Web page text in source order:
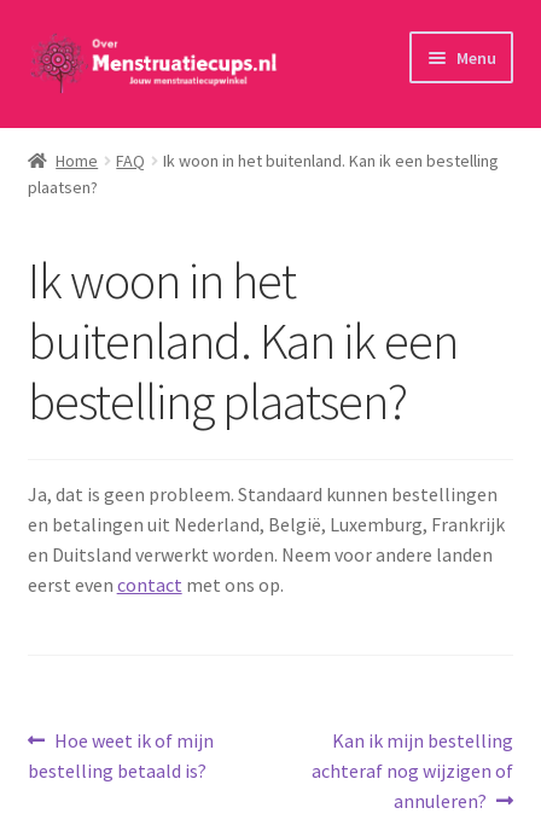
Ga
door
navigatie
Ga
naar
inhoud
Menu
Home
30 minuten persoonlijk advies
Menstruatiedisks
Menstruatiesponsjes
Toebehoren
Schoonmaken
wat je nog meer wil weten
Home FAQ
Ik woon in het buitenland. Kan ik een bestelling
plaatsen?
Ik woon in het
buitenland. Kan ik een
bestelling plaatsen?
Ja, dat is geen probleem. Standaard kunnen bestellingen
en betalingen uit Nederland, België, Luxemburg, Frankrijk
en Duitsland verwerkt worden. Neem voor andere landen
eerst even contact met ons op.
Bericht
navigatie
Vorig
bericht:
Hoe weet ik of mijn
bestelling betaald is?
Volgend
bericht:
Kan ik mijn bestelling
achteraf nog wijzigen of
annuleren?